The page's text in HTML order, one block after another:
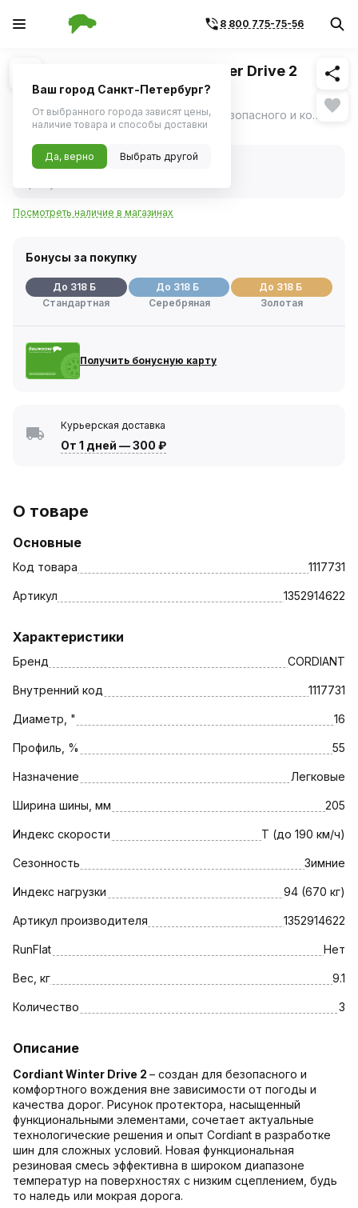
8 800 775-75-56
1/3 Похожие
Шина зимняя CORDIANT Winter Drive 2
205/55 R16 94T
Cordiant Winter Drive 2 – создан для безопасного и комфортного вождения вне зависимости от погоды и качества дорог. ещё
Нет в наличии
Нет в наличии
Посмотреть наличие в магазинах
Бонусы за покупку
До 318 Б
Стандартная
До 318 Б
Серебряная
До 318 Б
Золотая
Получить бонусную карту
Курьерская доставка
От 1 дней —300 ₽
О товаре
Основные
Код товара 1117731
Артикул 1352914622
Характеристики
Бренд CORDIANT
Внутренний код 1117731
Диаметр, " 16
Профиль, % 55
Назначение Легковые
Ширина шины, мм 205
Индекс скорости T (до 190 км/ч)
Сезонность Зимние
Индекс нагрузки 94 (670 кг)
Артикул производителя 1352914622
RunFlat Нет
Вес, кг 9.1
Количество 3
Описание
Cordiant Winter Drive 2 – создан для безопасного и
комфортного вождения вне зависимости от погоды и
качества дорог. Рисунок протектора, насыщенный
функциональными элементами, сочетает актуальные
технологические решения и опыт Cordiant в разработке
шин для сложных условий. Новая функциональная
резиновая смесь эффективна в широком диапазоне
температур на поверхностях с низким сцеплением, будь
то наледь или мокрая дорога.
Ваш город Санкт-Петербург?
От выбранного города зависят цены,
наличие товара и способы доставки
Да, верно Выбрать другой